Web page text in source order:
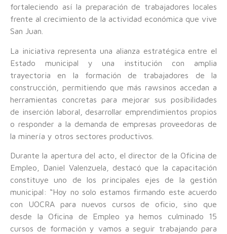
fortaleciendo así la preparación de trabajadores locales
frente al crecimiento de la actividad económica que vive
San Juan.
La iniciativa representa una alianza estratégica entre el
Estado municipal y una institución con amplia
trayectoria en la formación de trabajadores de la
construcción, permitiendo que más rawsinos accedan a
herramientas concretas para mejorar sus posibilidades
de inserción laboral, desarrollar emprendimientos propios
o responder a la demanda de empresas proveedoras de
la minería y otros sectores productivos.
Durante la apertura del acto, el director de la Oficina de
Empleo, Daniel Valenzuela, destacó que la capacitación
constituye uno de los principales ejes de la gestión
municipal: “Hoy no solo estamos firmando este acuerdo
con UOCRA para nuevos cursos de oficio, sino que
desde la Oficina de Empleo ya hemos culminado 15
cursos de formación y vamos a seguir trabajando para